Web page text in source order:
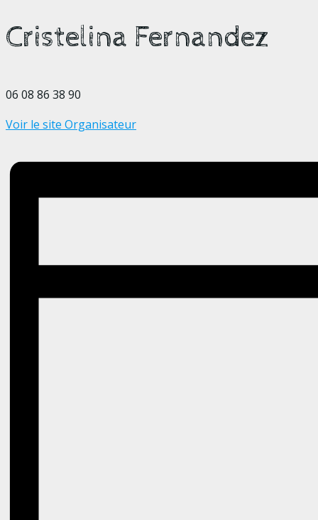
Cristelina Fernandez
06 08 86 38 90
Voir le site Organisateur